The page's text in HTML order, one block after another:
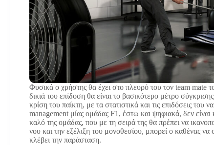
Φυσικά ο χρήστης θα έχει στο πλευρό του τον team mate
δικιά του επίδοση θα είναι το βασικότερο μέτρο
κρίση του παίκτη, με τα στατιστικά και τις επιδόσεις του
management μίας ομάδας F1, έστω και ψηφιακά, δεν
καλό της ομάδας, που με τη σειρά της θα πρέπει να
νου και την εξέλιξη του μονοθεσίου, μπορεί ο καθένας
κλέβει την παράσταση.